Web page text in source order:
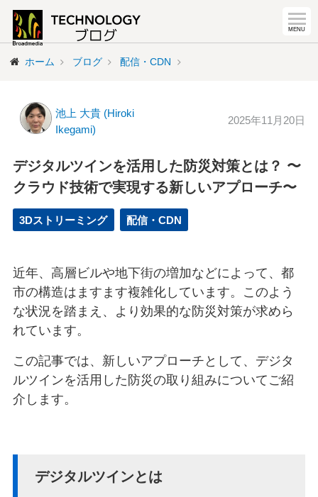
ホーム ブログ 配信・CDN
池上 大貴 (Hiroki
Ikegami)
2025年11月20日
デジタルツインを活用した防災対策とは？ 〜
クラウド技術で実現する新しいアプローチ〜
3Dストリーミング 配信・CDN
近年、高層ビルや地下街の増加などによって、都
市の構造はますます複雑化しています。このよう
な状況を踏まえ、より効果的な防災対策が求めら
れています。
この記事では、新しいアプローチとして、デジタ
ルツインを活用した防災の取り組みについてご紹
介します。
デジタルツインとは